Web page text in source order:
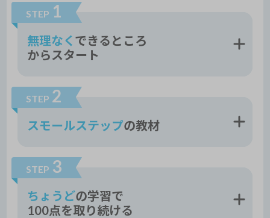
STEP 1
無理なく できるところ
からスタート
STEP 2
スモールステップの教材
STEP 3
ちょうどの学習で
100点を取り続ける